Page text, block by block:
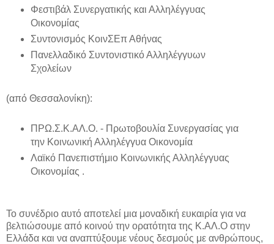
Φεστιβάλ Συνεργατικής και Αλληλέγγυας
Οικονομίας
Συντονισμός ΚοινΣΕπ Αθήνας
Πανελλαδικό Συντονιστικό Αλληλέγγυων
Σχολείων
(από Θεσσαλονίκη):
ΠΡΩ.Σ.Κ.ΑΛ.Ο. - Πρωτοβουλία Συνεργασίας για
την Κοινωνική Αλληλέγγυα Οικονομία
Λαϊκό Πανεπιστήμιο Κοινωνικής Αλληλέγγυας
Οικονομίας .
Το συνέδριο αυτό αποτελεί μια μοναδική ευκαιρία για να
βελτιώσουμε από κοινού την ορατότητα της Κ.ΑΛ.Ο στην
Ελλάδα και να αναπτύξουμε νέους δεσμούς με ανθρώπους,